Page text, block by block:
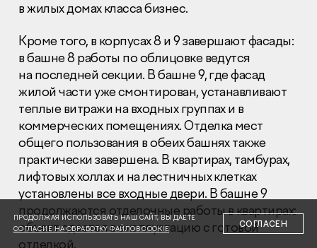
Правовая информация
Сообщить о коррупции
Глaвный oфиc
+7 (495) 502 95 59
Отдел продаж
+7 (495) 641-35-35
Заказать звонок
© 2001-2026 Компания «Пионер»
в жилых домах класса бизнес.
Кроме того, в корпусах 8 и 9 завершают фасады:
в башне 8 работы по облицовке ведутся
на последней секции. В башне 9, где фасад
жилой части уже смонтирован, устанавливают
теплые витражи на входных группах и в
коммерческих помещениях. Отделка мест
общего пользования в обеих башнях также
практически завершена. В квартирах, тамбурах,
лифтовых холлах и на лестничных клетках
установлены все входные двери. В башне 9
продолжаются отделочные работы в квартирах:
объект сдается в эксплуатацию с готовой
отделкой.
ПРОДОЛЖАЯ ИСПОЛЬЗОВАТЬ НАШ САЙТ, ВЫ ДАЕТЕ
СОГЛАСИЕ НА ОБРАБОТКУ ФАЙЛОВ COOKIE
СОГЛАСЕН